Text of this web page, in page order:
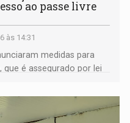
ao passe livre
às 14:31
medidas para
é assegurado por lei